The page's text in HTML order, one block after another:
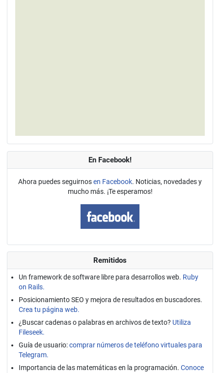
En Facebook!
Ahora puedes seguirnosen Facebook. Noticias, novedades y
mucho más. ¡Te esperamos!
Remitidos
Un framework de software libre para desarrollos web. Ruby
on Rails.
Posicionamiento SEO y mejora de resultados en buscadores.
Crea tu página web.
¿Buscar cadenas o palabras en archivos de texto? Utiliza
Fileseek.
Guía de usuario:comprar números de teléfono virtuales para
Telegram.
Importancia de las matemáticas en la programación. Conoce